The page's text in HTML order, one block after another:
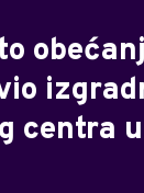
centra